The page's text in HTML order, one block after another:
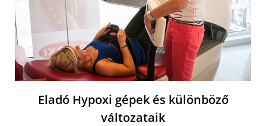
Eladó Hypoxi gépek és különböző
változataik